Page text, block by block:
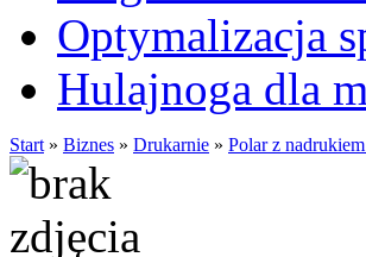
Optymalizacja
Hulajnoga dla
Start » Biznes » Drukarnie » Polar z